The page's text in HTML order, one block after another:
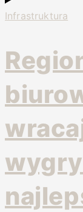
Infrastruktura